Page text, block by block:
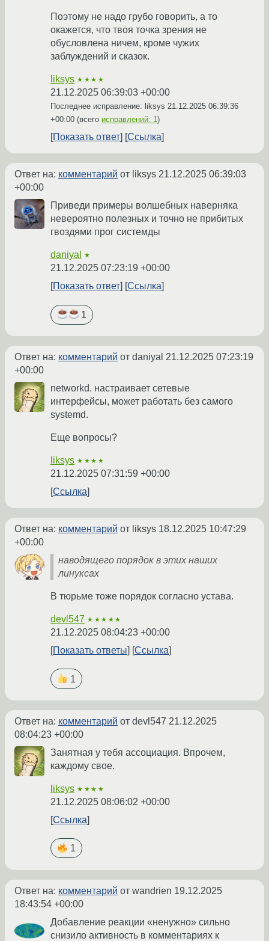
Поэтому не надо грубо говорить, а то
окажется, что твоя точка зрения не
обусловлена ничем, кроме чужих
заблуждений и сказок.
liksys ★★★★
21.12.2025 06:39:03 +00:00
Последнее исправление: liksys 21.12.2025 06:39:36
+00:00 (всего исправлений: 1)
Показать ответ Ссылка
Ответ на: комментарий от liksys 21.12.2025 06:39:03
+00:00
Приведи примеры волшебных наверняка
невероятно полезных и точно не прибитых
гвоздями прог системды
daniyal ★
21.12.2025 07:23:19 +00:00
Показать ответ
Ссылка
1
Ответ на: комментарий от daniyal 21.12.2025 07:23:19
+00:00
networkd. настраивает сетевые
интерфейсы, может работать без самого
systemd.
Еще вопросы?
liksys ★★★★
21.12.2025 07:31:59 +00:00
Ссылка
Ответ на: комментарий от liksys 18.12.2025 10:47:29
+00:00
наводящего порядок в этих наших
линуксах
В тюрьме тоже порядок согласно устава.
devl547 ★★★★★
21.12.2025 08:04:23 +00:00
Показать ответы
Ссылка
1
Ответ на: комментарий от devl547 21.12.2025
08:04:23 +00:00
Занятная у тебя ассоциация. Впрочем,
каждому свое.
liksys ★★★★
21.12.2025 08:06:02 +00:00
Ссылка
1
Ответ на: комментарий от wandrien 19.12.2025
18:43:54 +00:00
Добавление реакции «ненужно» сильно
снизило активность в комментариях к